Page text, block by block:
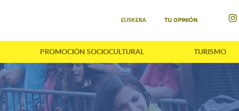
EUSKERA TU OPINIÓN
PROMOCIÓN SOCIOCULTURAL TURISMO